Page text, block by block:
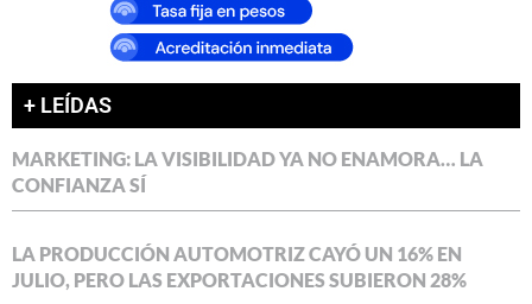
+ LEÍDAS
MARKETING: LA VISIBILIDAD YA NO ENAMORA… LA
CONFIANZA SÍ
LA PRODUCCIÓN AUTOMOTRIZ CAYÓ UN 16% EN
JULIO, PERO LAS EXPORTACIONES SUBIERON 28%